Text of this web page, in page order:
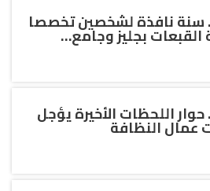
نافذة لشخصين تخصصا
بجليز وجامع…
اللحظات الأخيرة يؤجل
عمال النظافة